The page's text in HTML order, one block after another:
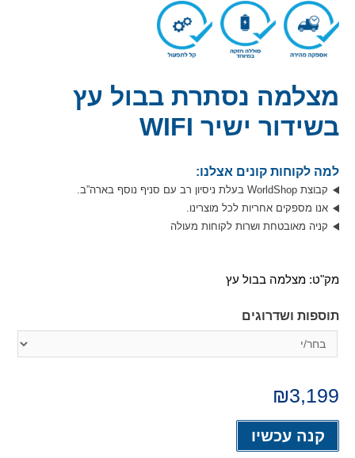
מצלמה נסתרת בבול עץ
בשידור ישיר WIFI
למה לקוחות קונים אצלנו:
קבוצת WorldShop בעלת ניסיון רב עם סניף נוסף בארה”ב.
אנו מספקים אחריות לכל מוצרינו.
קניה מאובטחת ושרות לקוחות מעולה
מק"ט: מצלמה בבול עץ
תוספות ושדרוגים
₪3,199
קנה עכשיו